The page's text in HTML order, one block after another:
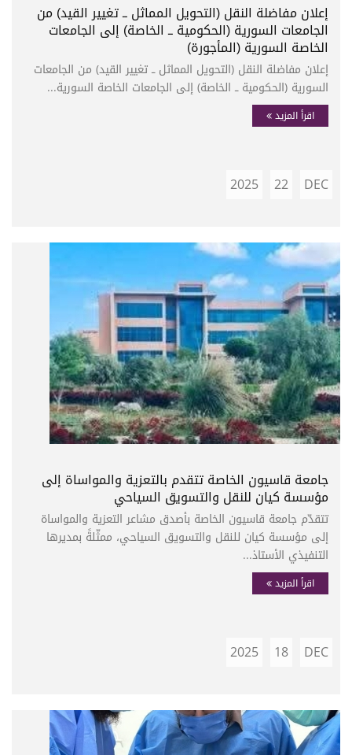
إعلان مفاضلة النقل (التحويل المماثل ــ تغيير القيد) من
الجامعات السورية (الحكومية ــ الخاصة) إلى الجامعات
الخاصة السورية (المأجورة)
إعلان مفاضلة النقل (التحويل المماثل ــ تغيير القيد) من الجامعات
السورية (الحكومية ــ الخاصة) إلى الجامعات الخاصة السورية...
اقرأ المزيد
DEC
22
2025
جامعة قاسيون الخاصة تتقدم بالتعزية والمواساة إلى
مؤسسة كيان للنقل والتسويق السياحي
تتقدّم جامعة قاسيون الخاصة بأصدق مشاعر التعزية والمواساة
إلى مؤسسة كيان للنقل والتسويق السياحي، ممثّلةً بمديرها
التنفيذي الأستاذ...
اقرأ المزيد
DEC
18
2025